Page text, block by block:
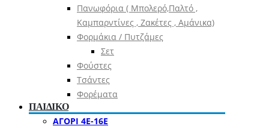
Πανωφόρια ( Μπολερό,Παλτό ,
Καμπαρντίνες , Ζακέτες , Αμάνικα)
Φορμάκια / Πυτζάμες
Σετ
Φούστες
Τσάντες
Φορέματα
ΠΑΙΔΙΚΟ
ΑΓΟΡΙ 4Ε-16Ε